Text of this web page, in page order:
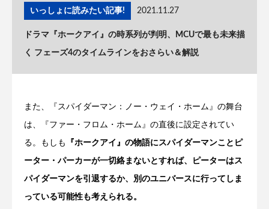
いっしょに読みたい記事! 2021.11.27
ドラマ『ホークアイ』の時系列が判明、MCUで最も未来描
く フェーズ4のタイムラインをおさらい＆解説
また、『スパイダーマン：ノー・ウェイ・ホーム』の舞台
は、『ファー・フロム・ホーム』の直後に設定されてい
る。もしも 『ホークアイ』の物語にスパイダーマンことピ
ーター・パーカーが一切絡まないとすれば、ピーターはス
パイダーマンを引退するか、別のユニバースに行ってしま
っている可能性も考えられる。